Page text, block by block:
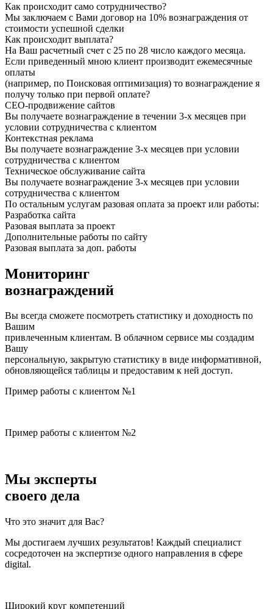
Как происходит само сотрудничество?
Мы заключаем с Вами договор на 10% вознаграждения от
стоимости успешной сделки
Как происходит выплата?
На Ваш расчетный счет с 25 по 28 число каждого месяца.
Если приведенный мною клиент производит ежемесячные
оплаты
(например, по Поисковая оптимизация) то вознаграждение я
получу только при первой оплате?
СЕО-продвижение сайтов
Вы получаете вознаграждение в течении 3-х месяцев при
условии сотрудничества с клиентом
Контекстная реклама
Вы получаете вознаграждение 3-х месяцев при условии
сотрудничества с клиентом
Техническое обслуживание сайта
Вы получаете вознаграждение 3-х месяцев при условии
сотрудничества с клиентом
По остальным услугам разовая оплата за проект или работы:
Разработка сайта
Разовая выплата за проект
Дополнительные работы по сайту
Разовая выплата за доп. работы
Мониторинг
вознаграждений
Вы всегда сможете посмотреть статистику и доходность по
Вашим
привлеченным клиентам. В облачном сервисе мы создадим
Вашу
персональную, закрытую статистику в виде информативной,
обновляющейся таблицы и предоставим к ней доступ.
Пример работы с клиентом №1
Пример работы с клиентом №2
Мы эксперты
своего дела
Что это значит для Вас?
Мы достигаем лучших результатов! Каждый специалист
сосредоточен на экспертизе одного направления в сфере
digital.
Широкий круг компетенций